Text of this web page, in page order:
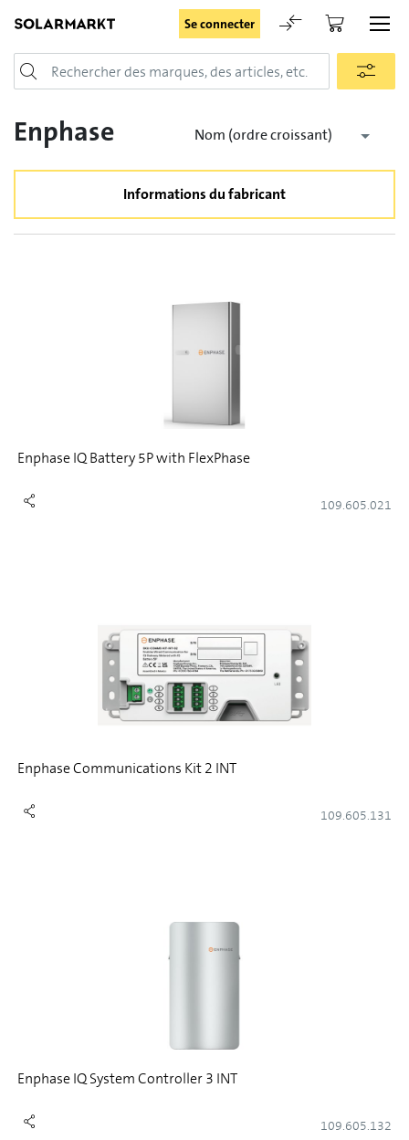
Se connecter
Login
Enphase Nom (ordre croissant)
Informations du fabricant
Enphase IQ Battery 5P with FlexPhase
109.605.021
Enphase Communications Kit 2 INT
109.605.131
Enphase IQ System Controller 3 INT
109.605.132